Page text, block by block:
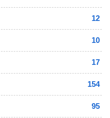
12
10
17
154
95